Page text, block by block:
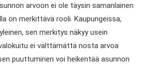
arvoon ei ole täysin samanlainen
on merkittävä rooli. Kaupungeissa,
sen merkitys näkyy usein
ei välttämättä nosta arvoa
puuttuminen voi heikentää asunnon